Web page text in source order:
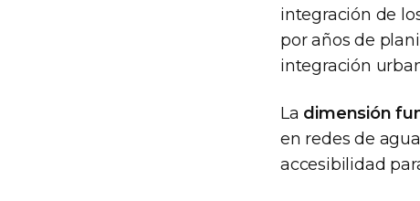
integración de
por años de
integración
La dimensión
en redes de
accesibilidad